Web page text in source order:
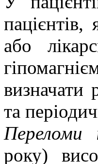
або
визначати
та
Переломи
року)